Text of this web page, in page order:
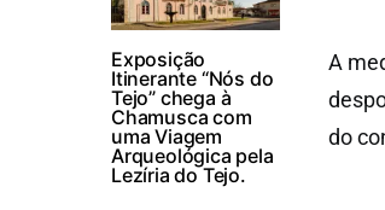
Exposição
Itinerante “Nós do
Tejo” chega à
Chamusca com
uma Viagem
Arqueológica pela
Lezíria do Tejo.
A
do